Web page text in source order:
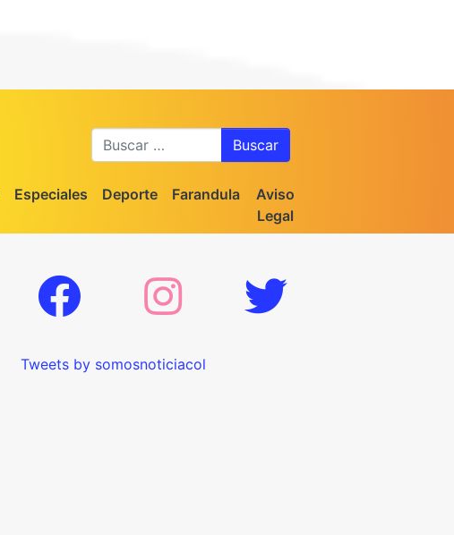
Especiales Deporte Farandula
Aviso
Legal
Tweets by somosnoticiacol